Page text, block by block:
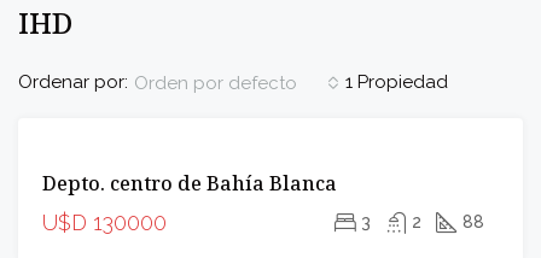
IHD
1 Propiedad
Ordenar por: Orden por defecto
INCREIBLE
Depto. centro de Bahía Blanca
U$D 130000 3 2 88